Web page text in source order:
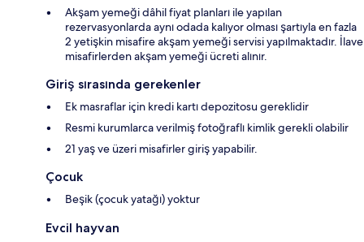
Akşam yemeği dâhil fiyat planları ile yapılan
rezervasyonlarda aynı odada kalıyor olması şartıyla en fazla
2 yetişkin misafire akşam yemeği servisi yapılmaktadır. İlave
misafirlerden akşam yemeği ücreti alınır.
Giriş sırasında gerekenler
Ek masraflar için kredi kartı depozitosu gereklidir
Resmi kurumlarca verilmiş fotoğraflı kimlik gerekli olabilir
21 yaş ve üzeri misafirler giriş yapabilir.
Çocuk
Beşik (çocuk yatağı) yoktur
Evcil hayvan